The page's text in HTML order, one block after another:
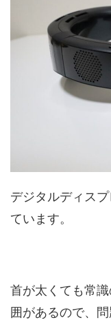
デジタルディス
ています。
首が太くても常
囲があるので、